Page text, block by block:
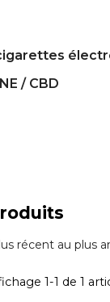
/ CBD
récent au plus
1-1 de 1